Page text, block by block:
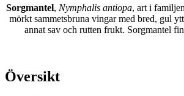
Sorgmantel, Nymphalis antiopa, art i
mörkt sammetsbruna vingar med bred, gul
annat sav och rutten frukt. Sorgmantel
Översikt